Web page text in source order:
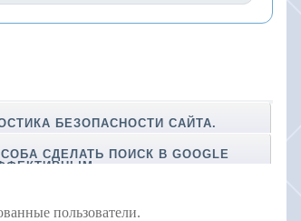
БЕЗОПАСНОСТИ САЙТА.
СДЕЛАТЬ ПОИСК В GOOGLE
пользователи.